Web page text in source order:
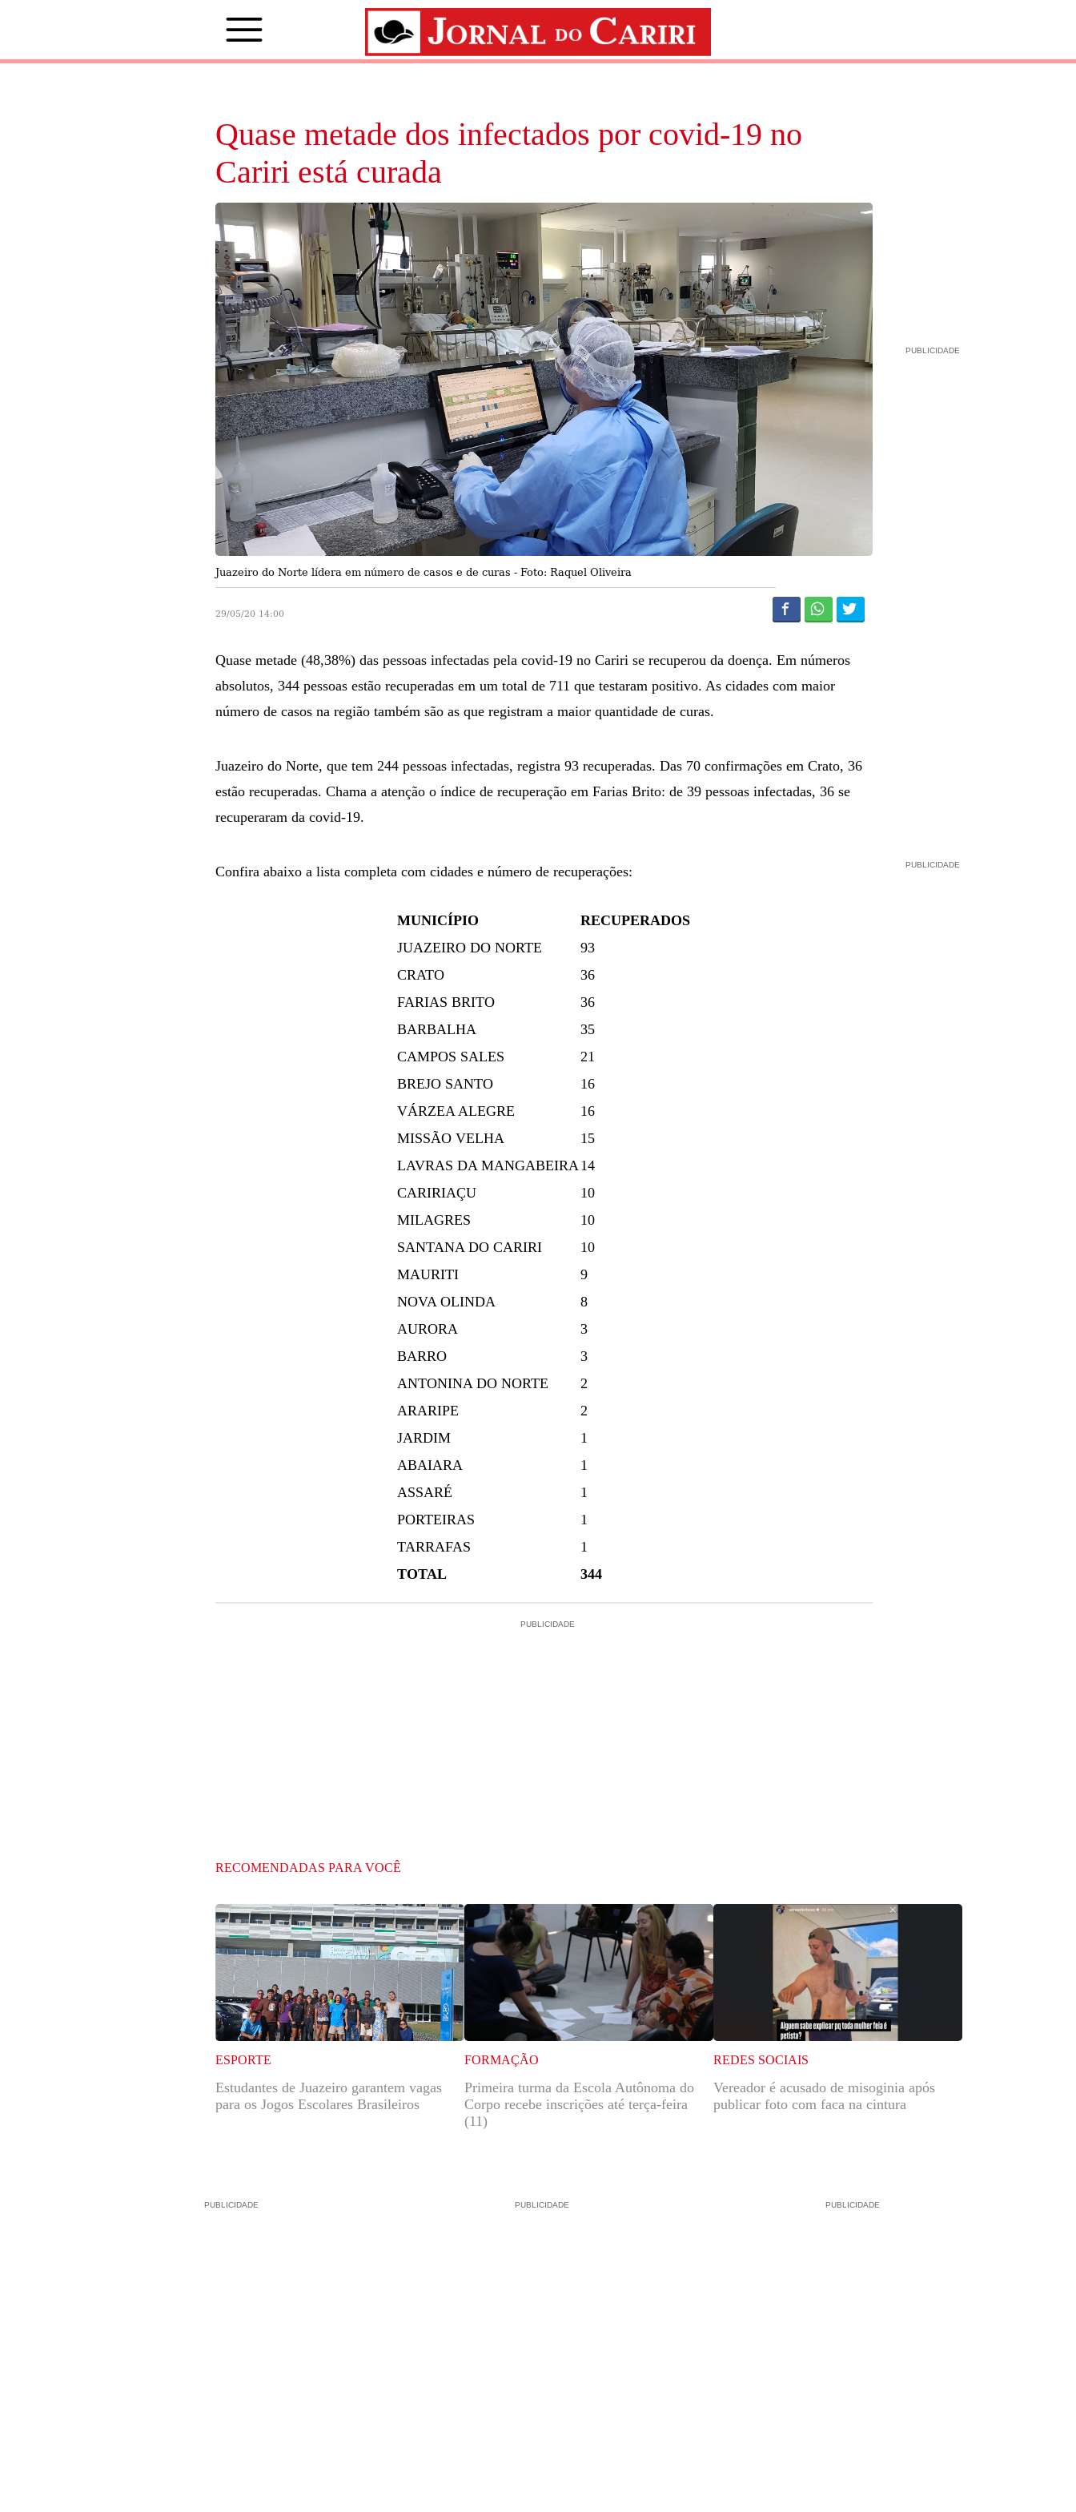
Quase metade dos infectados por covid-19 no
Cariri está curada
Juazeiro do Norte lídera em número de casos e de curas - Foto: Raquel Oliveira
29/05/20 14:00
Quase metade (48,38%) das pessoas infectadas pela covid-19 no Cariri se recuperou da doença. Em números
absolutos, 344 pessoas estão recuperadas em um total de 711 que testaram positivo. As cidades com maior
número de casos na região também são as que registram a maior quantidade de curas.
Juazeiro do Norte, que tem 244 pessoas infectadas, registra 93 recuperadas. Das 70 confirmações em Crato, 36
estão recuperadas. Chama a atenção o índice de recuperação em Farias Brito: de 39 pessoas infectadas, 36 se
recuperaram da covid-19.
Confira abaixo a lista completa com cidades e número de recuperações:
MUNICÍPIO
RECUPERADOS
JUAZEIRO DO NORTE
93
CRATO
36
FARIAS BRITO
36
BARBALHA
35
CAMPOS SALES
21
BREJO SANTO
16
VÁRZEA ALEGRE
16
MISSÃO VELHA
15
LAVRAS DA MANGABEIRA14
CARIRIAÇU
10
MILAGRES
10
SANTANA DO CARIRI
10
MAURITI
9
NOVA OLINDA
8
AURORA
3
BARRO
3
ANTONINA DO NORTE
2
ARARIPE
2
JARDIM
1
ABAIARA
1
ASSARÉ
1
PORTEIRAS
1
TARRAFAS
1
TOTAL
344
PUBLICIDADE
PUBLICIDADE
PUBLICIDADE
RECOMENDADAS PARA VOCÊ
ESPORTE
Estudantes de Juazeiro garantem vagas
para os Jogos Escolares Brasileiros
FORMAÇÃO
Primeira turma da Escola Autônoma do
Corpo recebe inscrições até terça-feira
(11)
REDES SOCIAIS
Vereador é acusado de misoginia após
publicar foto com faca na cintura
PUBLICIDADE PUBLICIDADE PUBLICIDADE